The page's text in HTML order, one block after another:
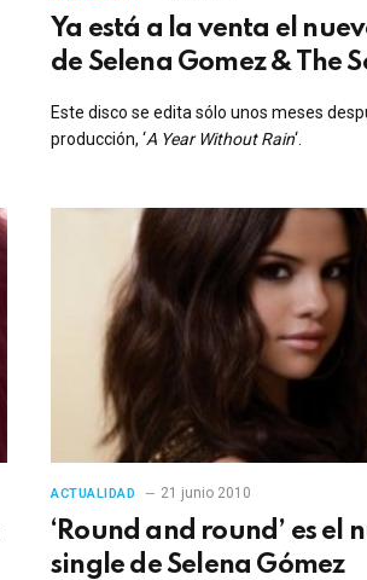
Ya está a la venta el
de Selena Gomez & The
Este disco se edita sólo unos meses
producción, ‘A Year Without Rain‘.
ACTUALIDAD 21 junio 2010
‘Round and round’ es el
single de Selena Gómez